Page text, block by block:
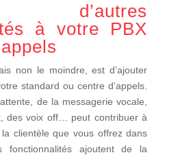
d’autres
à votre PBX
non le moindre, est d’ajouter
standard ou centre d’appels.
de la messagerie vocale,
des voix off… peut contribuer à
clientèle que vous offrez dans
fonctionnalités ajoutent de la